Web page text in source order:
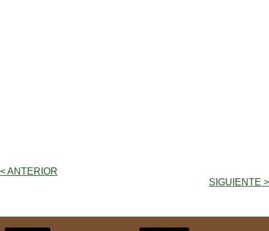
< ANTERIOR
SIGUIENTE >